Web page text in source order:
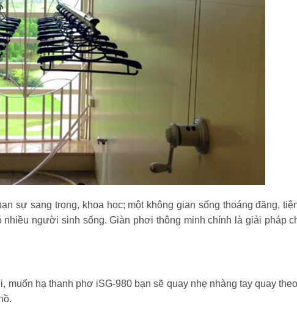
sự sang trọng, khoa học; một không gian sống thoáng đãng,
người sinh sống. Giàn phơi thông minh chính là giải pháp
hạ thanh phơ iSG-980 bạn sẽ quay nhẹ nhàng tay quay